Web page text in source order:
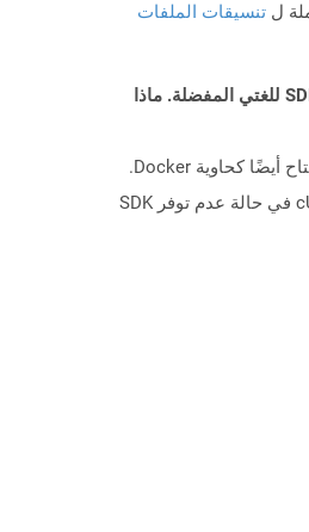
ل تنسيقات الملفات
لا أستطيع العثور على SDK للغتي المفضلة. ماذا
Aspose.Total Cloud متاح أيضًا كحاوية Docker.
حاول استخدامه مع cURL في حالة عدم توفر SDK